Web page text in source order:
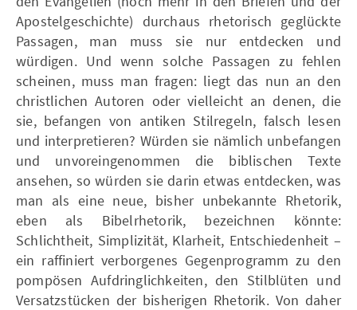
Apostelgeschichte) durchaus rhetorisch geglückte
Passagen, man muss sie nur entdecken und
würdigen. Und wenn solche Passagen zu fehlen
scheinen, muss man fragen: liegt das nun an den
christlichen Autoren oder vielleicht an denen, die
sie, befangen von antiken Stilregeln, falsch lesen
und interpretieren? Würden sie nämlich unbefangen
und unvoreingenommen die biblischen Texte
ansehen, so würden sie darin etwas entdecken, was
man als eine neue, bisher unbekannte Rhetorik,
eben als Bibelrhetorik, bezeichnen könnte:
Schlichtheit, Simplizität, Klarheit, Entschiedenheit –
ein raffiniert verborgenes Gegenprogramm zu den
pompösen Aufdringlichkeiten, den Stilblüten und
Versatzstücken der bisherigen Rhetorik. Von daher